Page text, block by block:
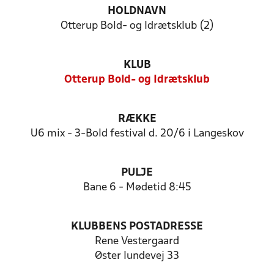
HOLDNAVN
Otterup Bold- og Idrætsklub (2)
KLUB
Otterup Bold- og Idrætsklub
RÆKKE
U6 mix - 3-Bold festival d. 20/6 i Langeskov
PULJE
Bane 6 - Mødetid 8:45
KLUBBENS POSTADRESSE
Rene Vestergaard
Øster lundevej 33